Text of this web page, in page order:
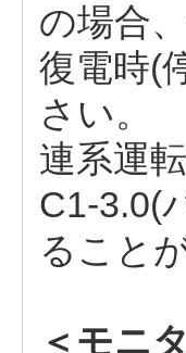
の場合
復電時(
さい。
連系運
C1-3.0(
ること
＜モニ